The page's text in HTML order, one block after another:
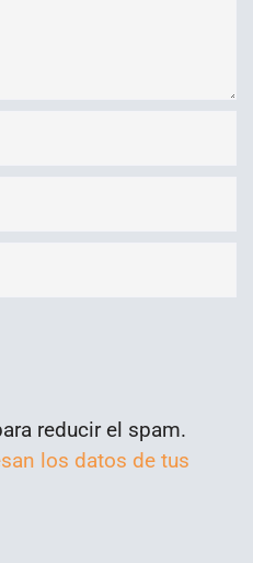
reducir el spam.
los datos de tus